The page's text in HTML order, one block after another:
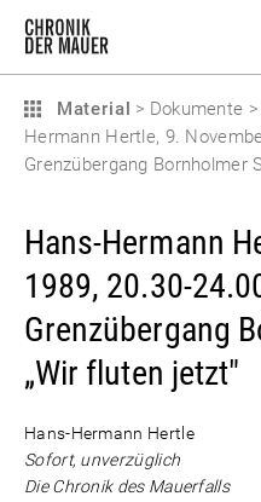
Material > Dokumente >
Hermann Hertle, 9.
Grenzübergang Bornholmer
Hans-Hermann
1989, 20.30-
Grenzübergang
„Wir fluten jetzt"
Hans-Hermann Hertle
Sofort, unverzüglich
Die Chronik des Mauerfalls